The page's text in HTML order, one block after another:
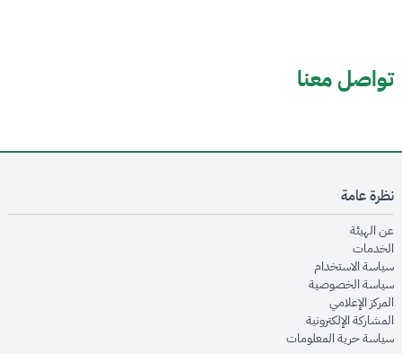
تواصل معنا
نظرة عامة
عن الهيئةopens in new window
الخدماتopens in new window
سياسة الاستخدام
سياسة الخصوصيةopens in new window
المركز الإعلاميopens in new window
المشاركة الإلكترونيةopens in new window
سياسة حرية المعلوماتopens in new window